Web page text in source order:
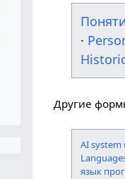
·
Другие
AI system
язык